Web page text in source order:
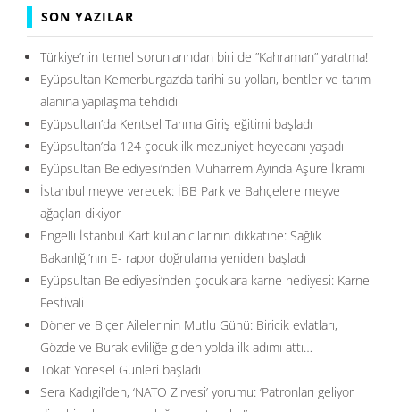
SON YAZILAR
Türkiye’nin temel sorunlarından biri de ”Kahraman” yaratma!
Eyüpsultan Kemerburgaz’da tarihi su yolları, bentler ve tarım
alanına yapılaşma tehdidi
Eyüpsultan’da Kentsel Tarıma Giriş eğitimi başladı
Eyüpsultan’da 124 çocuk ilk mezuniyet heyecanı yaşadı
Eyüpsultan Belediyesi’nden Muharrem Ayında Aşure İkramı
İstanbul meyve verecek: İBB Park ve Bahçelere meyve
ağaçları dikiyor
Engelli İstanbul Kart kullanıcılarının dikkatine: Sağlık
Bakanlığı’nın E- rapor doğrulama yeniden başladı
Eyüpsultan Belediyesi’nden çocuklara karne hediyesi: Karne
Festivali
Döner ve Biçer Ailelerinin Mutlu Günü: Biricik evlatları,
Gözde ve Burak evliliğe giden yolda ilk adımı attı…
Tokat Yöresel Günleri başladı
Sera Kadıgil’den, ‘NATO Zirvesi’ yorumu: ‘Patronları geliyor